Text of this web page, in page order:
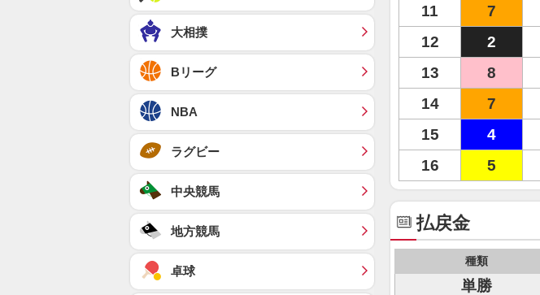
11
7
12
2
13
8
14
7
15
4
16
5
払戻金
種類
単勝
大相撲
Bリーグ
NBA
ラグビー
中央競馬
地方競馬
卓球